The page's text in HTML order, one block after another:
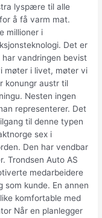
lyspære til alle
å få varm mat.
millioner i
Det er
har vandringen bevist
møter i livet, møter vi
konungr austr til
Nesten ingen
representerer. Det
til denne typen
sex i
Den har vendbar
Trondsen Auto AS
medarbeidere
som kunde. En annen
komfortable med
Når en planlegger